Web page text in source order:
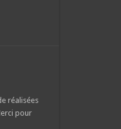
réalisées
pour